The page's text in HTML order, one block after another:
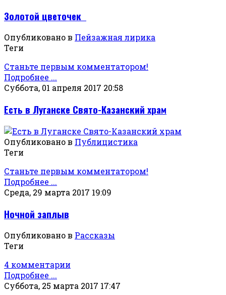
Золотой цветочек
Опубликовано в Пейзажная лирика
Теги
Станьте первым комментатором!
Подробнее ...
Суббота, 01 апреля 2017 20:58
Есть в Луганске Свято-Казанский храм
Опубликовано в Публицистика
Теги
Станьте первым комментатором!
Подробнее ...
Среда, 29 марта 2017 19:09
Ночной заплыв
Опубликовано в Рассказы
Теги
4 комментарии
Подробнее ...
Суббота, 25 марта 2017 17:47